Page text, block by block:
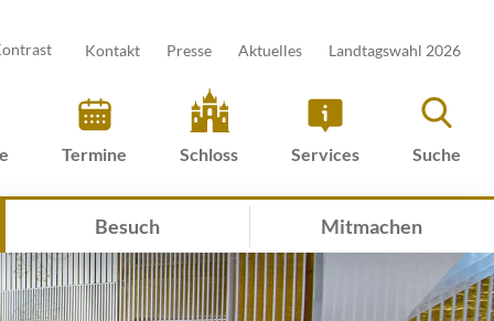
Kontakt Presse Aktuelles Landtagswahl 2026
Termine Schloss Services Suche
Besuch Mitmachen